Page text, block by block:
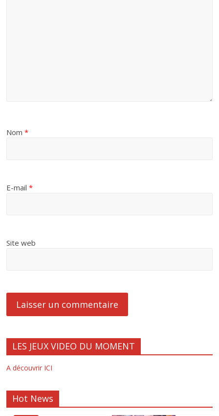
Nom*
E-mail*
Site web
LES JEUX VIDEO DU MOMENT
A découvrir ICI
Hot News